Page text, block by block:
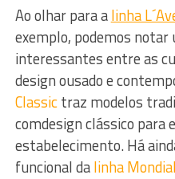
Ao olhar para alinha
exemplo, podemos
interessantes entre as
design ousado e
Classictraz modelos
comdesign clássico para
estabelecimento. Há
funcional dalinha